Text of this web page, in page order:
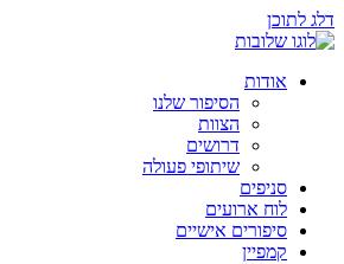
דלג לתוכן
אודות
הסיפור שלנו
הצוות
דרושים
שיתופי פעולה
סניפים
לוח ארועים
סיפורים אישיים
קמפיין